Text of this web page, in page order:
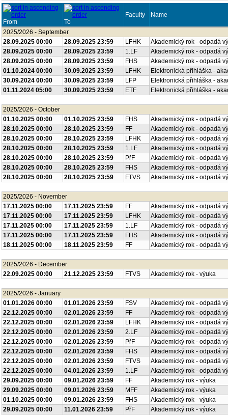
From To
Faculty Name
2025/2026 - September
28.09.2025 00:00
28.09.2025 23:59 LFHK
Akademický rok - odpadá
28.09.2025 00:00
28.09.2025 23:59 1.LF
Akademický rok - odpadá
28.09.2025 00:00
28.09.2025 23:59 FHS
Akademický rok - odpadá
01.10.2024 00:00
30.09.2025 23:59 LFHK
Elektronická přihláška -
30.09.2024 00:00
30.09.2025 23:59 LFP
Elektronická přihláška -
01.11.2024 05:00
30.09.2025 23:59 ETF Elektronická přihláška -
2025/2026 - October
01.10.2025 00:00
01.10.2025 23:59 FHS
Akademický rok - odpadá
28.10.2025 00:00
28.10.2025 23:59 FF
Akademický rok - odpadá
28.10.2025 00:00
28.10.2025 23:59 LFHK
Akademický rok - odpadá
28.10.2025 00:00
28.10.2025 23:59 1.LF
Akademický rok - odpadá
28.10.2025 00:00
28.10.2025 23:59 PřF
Akademický rok - odpadá
28.10.2025 00:00
28.10.2025 23:59 FHS
Akademický rok - odpadá
28.10.2025 00:00
28.10.2025 23:59 FTVS Akademický rok - odpadá
2025/2026 - November
17.11.2025 00:00
17.11.2025 23:59 FF
Akademický rok - odpadá
17.11.2025 00:00
17.11.2025 23:59 LFHK
Akademický rok - odpadá
17.11.2025 00:00
17.11.2025 23:59 1.LF
Akademický rok - odpadá
17.11.2025 00:00
17.11.2025 23:59 FHS
Akademický rok - odpadá
18.11.2025 00:00
18.11.2025 23:59 FF Akademický rok - odpadá
2025/2026 - December
22.09.2025 00:00
21.12.2025 23:59 FTVS Akademický rok - výuka
2025/2026 - January
01.01.2026 00:00
01.01.2026 23:59 FSV
Akademický rok - odpadá
22.12.2025 00:00
02.01.2026 23:59 FF
Akademický rok - odpadá
22.12.2025 00:00
02.01.2026 23:59 LFHK
Akademický rok - odpadá
22.12.2025 00:00
02.01.2026 23:59 2.LF
Akademický rok - odpadá
22.12.2025 00:00
02.01.2026 23:59 PřF
Akademický rok - odpadá
22.12.2025 00:00
02.01.2026 23:59 FHS
Akademický rok - odpadá
22.12.2025 00:00
02.01.2026 23:59 FTVS
Akademický rok - odpadá
22.12.2025 00:00
04.01.2026 23:59 1.LF
Akademický rok - odpadá
29.09.2025 00:00
09.01.2026 23:59 FF
Akademický rok - výuka
29.09.2025 00:00
09.01.2026 23:59 MFF
Akademický rok - výuka
01.10.2025 00:00
09.01.2026 23:59 FHS
Akademický rok - výuka
29.09.2025 00:00
11.01.2026 23:59 PřF
Akademický rok - výuka